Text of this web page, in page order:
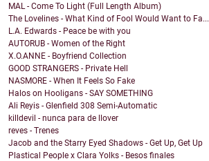
MAL - Come To Light (Full Length Album)
The Lovelines - What Kind of Fool Would Want to Fa...
L.A. Edwards - Peace be with you
AUTORUB - Women of the Right
X.O.ANNE - Boyfriend Collection
GOOD STRANGERS - Private Hell
NASMORE - When It Feels So Fake
Halos on Hooligans - SAY SOMETHING
Ali Reyis - Glenfield 308 Semi-Automatic
killdevil - nunca para de llover
reves - Trenes
Jacob and the Starry Eyed Shadows - Get Up, Get Up
Plastical People x Clara Yolks - Besos finales